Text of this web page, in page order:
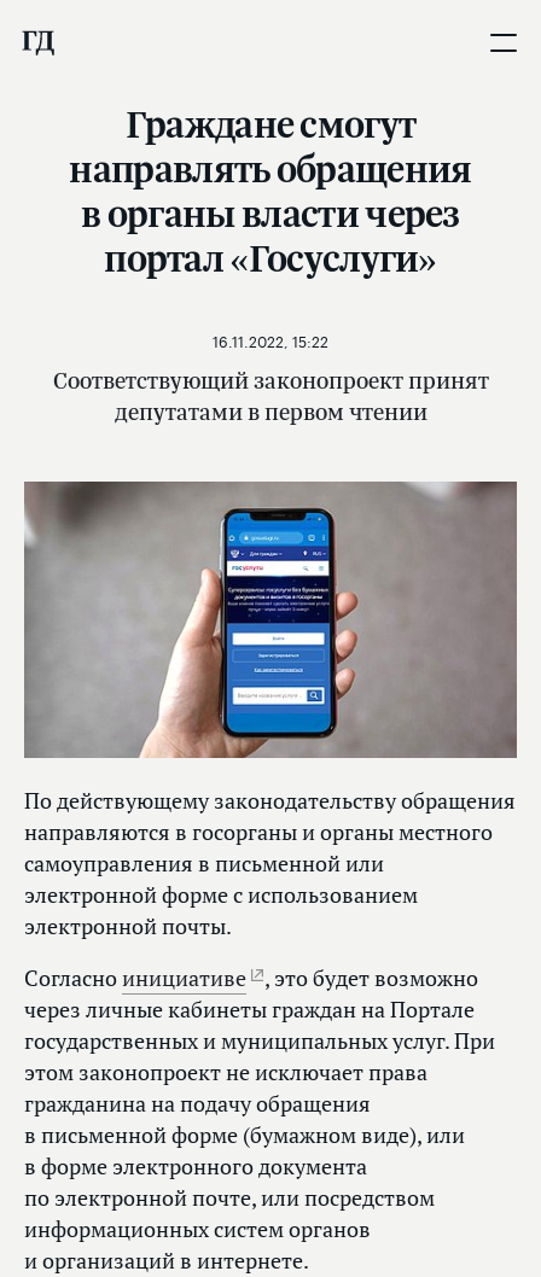
Граждане смогут
направлять обращения
в органы власти через
портал «Госуслуги»
Соответствующий законопроект принят
депутатами в первом чтении
16.11.2022, 15:22
По действующему законодательству обращения
направляются в госорганы и органы местного
самоуправления в письменной или
электронной форме с использованием
электронной почты.
Согласноинициативе
, это будет возможно
через личные кабинеты граждан на Портале
государственных и муниципальных услуг. При
этом законопроект не исключает права
гражданина на подачу обращения
в письменной форме (бумажном виде), или
в форме электронного документа
по электронной почте, или посредством
информационных систем органов
и организаций в интернете.